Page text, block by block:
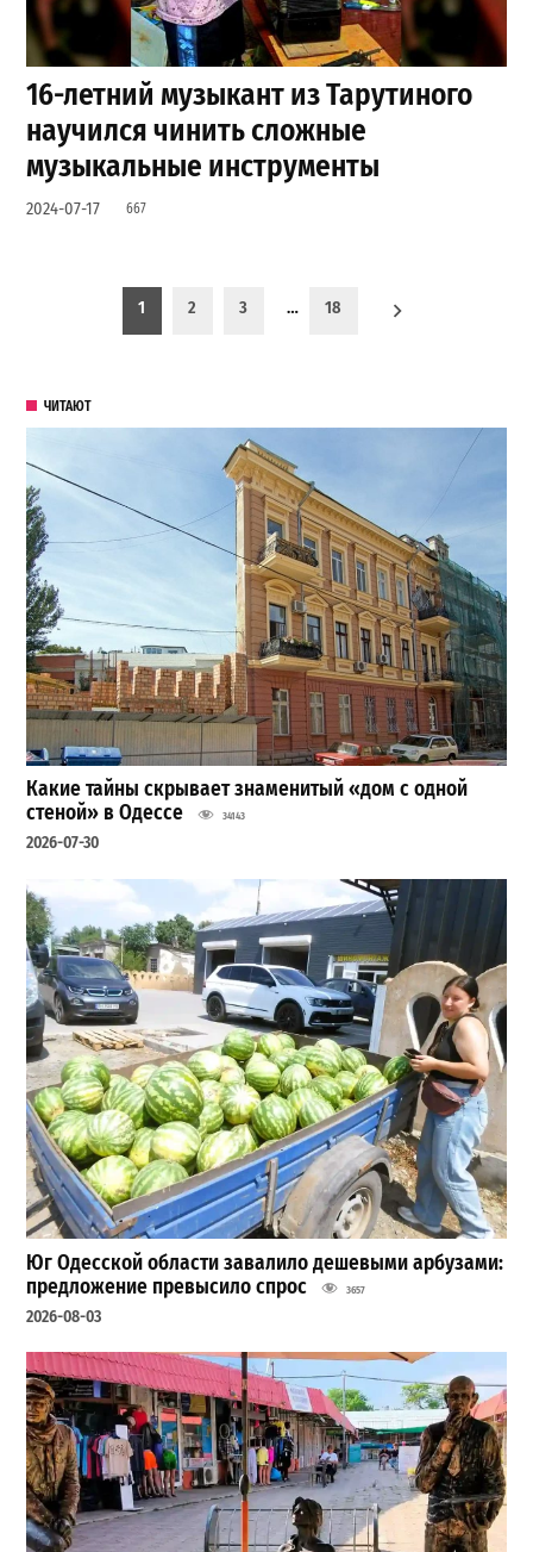
16-летний музыкант из Тарутиного
научился чинить сложные
музыкальные инструменты
2024-07-17 667
Пагинация записей
1 2 3 … 18
ЧИТАЮТ
Какие тайны скрывает знаменитый «дом с одной
стеной» в Одессе
34143
2026-07-30
Юг Одесской области завалило дешевыми арбузами:
предложение превысило спрос
3657
2026-08-03